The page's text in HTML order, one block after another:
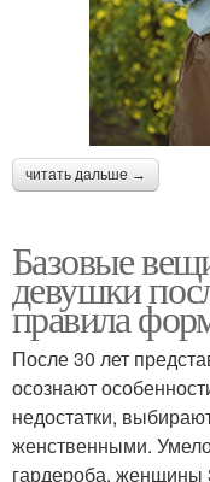
читать дальше →
Базовые
девушки
правила
После 30 лет
осознают
недостатки,
женственными.
гардероба, женщины